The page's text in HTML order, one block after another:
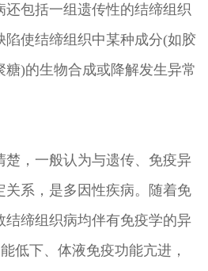
包括一组遗传性的结缔组织
陷使结缔组织中某种成分(如胶
糖)的生物合成或降解发生异常
，一般认为与遗传、免疫异
关系，是多因性疾病。随着免
结缔组织病均伴有免疫学的异
低下、体液免疫功能亢进，